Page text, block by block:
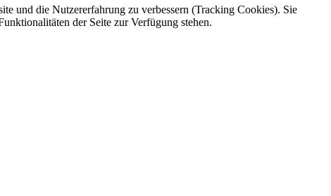
und die Nutzererfahrung zu verbessern (Tracking Cookies). Sie
der Seite zur Verfügung stehen.